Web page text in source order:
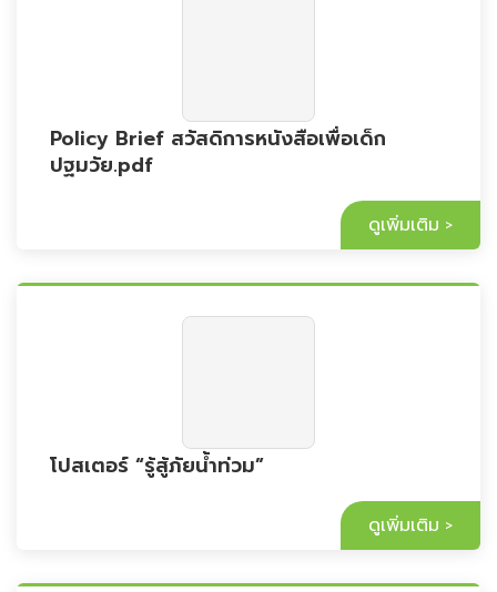
Policy Brief สวัสดิการหนังสือเพื่อเด็ก
ปฐมวัย.pdf
ดูเพิ่มเติม
โปสเตอร์ “รู้สู้ภัยน้ำท่วม”
ดูเพิ่มเติม